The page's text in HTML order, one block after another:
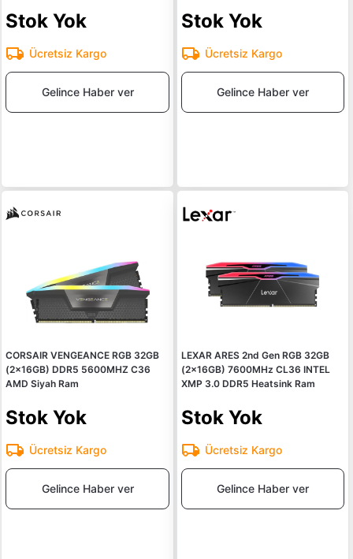
Stok Yok
Ücretsiz Kargo
Gelince Haber ver
Stok Yok
Ücretsiz Kargo
Gelince Haber ver
CORSAIR VENGEANCE RGB 32GB
(2x16GB) DDR5 5600MHZ C36
AMD Siyah Ram
Stok Yok
Ücretsiz Kargo
Gelince Haber ver
LEXAR ARES 2nd Gen RGB 32GB
(2x16GB) 7600MHz CL36 INTEL
XMP 3.0 DDR5 Heatsink Ram
Stok Yok
Ücretsiz Kargo
Gelince Haber ver